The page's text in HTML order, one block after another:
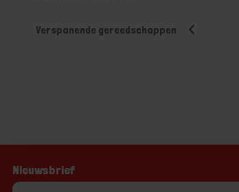
Verspanende gereedschappen
Nieuwsbrief